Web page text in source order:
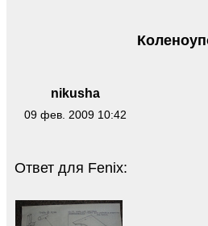
nikusha
09 фев. 2009 10:42
Ответ для Fenix: